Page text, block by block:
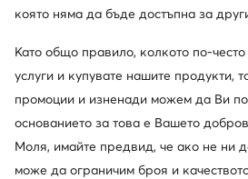
която няма да бъде достъпна за
Като общо правило, колкото по-
услуги и купувате нашите продукти,
промоции и изненади можем да Ви
основанието за това е Вашето
Моля, имайте предвид, че ако не ни
може да ограничим броя и